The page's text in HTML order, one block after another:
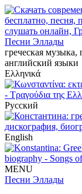
Песни Эллады
греческая музыка,
английский языки
Ελληνικά
Русский
English
MENU
Песни Эллады